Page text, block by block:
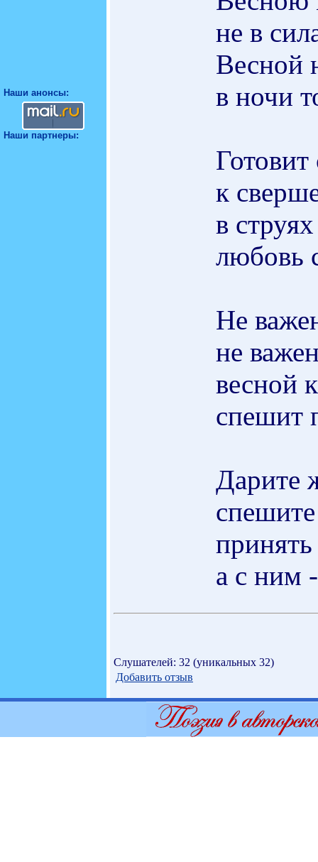
Наши анонсы:
Наши партнеры:
не в
Весной
в ночи
к
в
любовь
Не
не
весной
спешит
Дарите
а с ним
Слушателей: 32 (уникальных 32)
Добавить отзыв